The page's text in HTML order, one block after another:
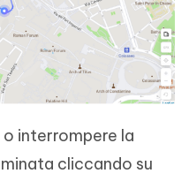
interrompere la
cliccando su